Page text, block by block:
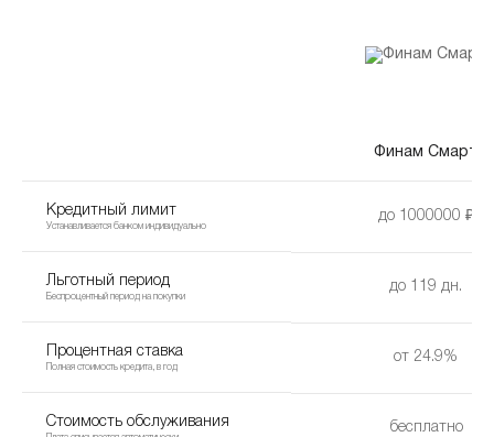
Финам Смарт
Кредитный лимит
Устанавливается банком индивидуально
до 1000000 ₽
Льготный период
Беспроцентный период на покупки
до 119 дн.
Процентная ставка
Полная стоимость кредита, в год
от 24.9%
Стоимость обслуживания бесплатно